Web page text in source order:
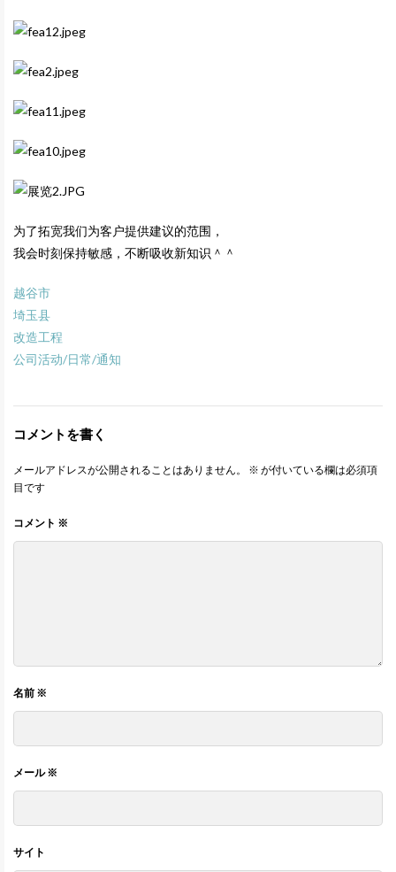
为了拓宽我们为客户提供建议的范围，
我会时刻保持敏感，不断吸收新知识＾＾
越谷市
埼玉县
改造工程
公司活动/日常/通知
コメントを書く
メールアドレスが公開されることはありません。 ※ が付いている欄は必須項
目です
コメント ※
名前 ※
メール※
サイト